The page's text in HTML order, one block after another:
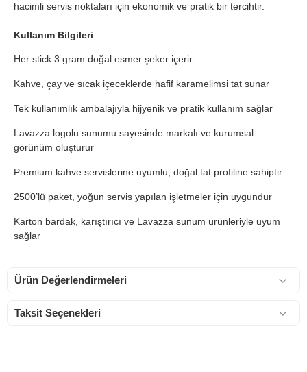
hacimli servis noktaları için ekonomik ve pratik bir tercihtir.
Kullanım Bilgileri
Her stick 3 gram doğal esmer şeker içerir
Kahve, çay ve sıcak içeceklerde hafif karamelimsi tat sunar
Tek kullanımlık ambalajıyla hijyenik ve pratik kullanım sağlar
Lavazza logolu sunumu sayesinde markalı ve kurumsal
görünüm oluşturur
Premium kahve servislerine uyumlu, doğal tat profiline sahiptir
2500’lü paket, yoğun servis yapılan işletmeler için uygundur
Karton bardak, karıştırıcı ve Lavazza sunum ürünleriyle uyum
sağlar
Ürün Değerlendirmeleri
Taksit Seçenekleri